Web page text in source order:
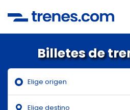
Billetes de